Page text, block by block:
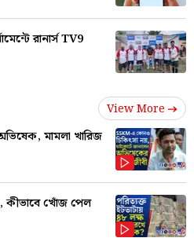
রানার্স TV9
View More
মামলা খারিজ
কীভাবে খোঁজ পেল